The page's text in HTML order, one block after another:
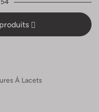
À Lacets